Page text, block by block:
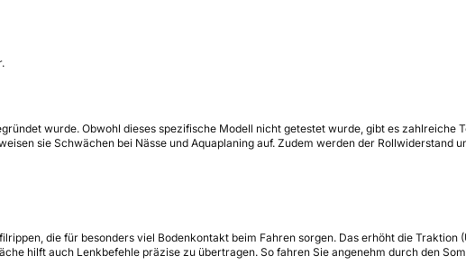
wurde. Obwohl dieses spezifische Modell nicht getestet wurde, gibt es zahlreiche
sie Schwächen bei Nässe und Aquaplaning auf. Zudem werden der Rollwiderstand
die für besonders viel Bodenkontakt beim Fahren sorgen. Das erhöht die
hilft auch Lenkbefehle präzise zu übertragen. So fahren Sie angenehm durch den